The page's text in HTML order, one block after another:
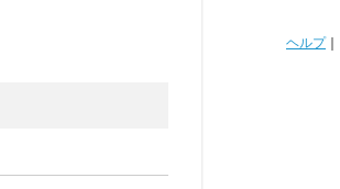
ヘルプ｜